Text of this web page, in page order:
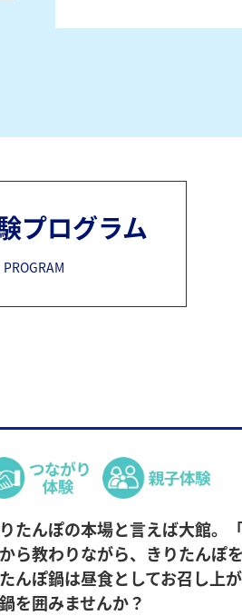
プログラム
PROGRAM
たんぽの本場と言えば大館。
ら教わりながら、きりたんぽ
んぽ鍋は昼食としてお召し上
を囲みませんか？